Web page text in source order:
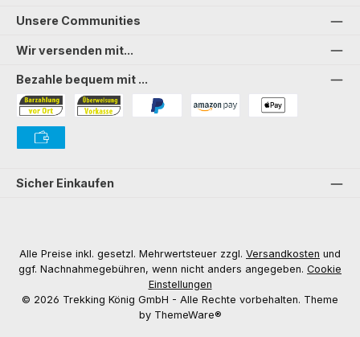
Unsere Communities
Wir versenden mit...
Bezahle bequem mit ...
Bezahlung in der Filiale
Sicher Einkaufen
Alle Preise inkl. gesetzl. Mehrwertsteuer zzgl. Versandkosten und
ggf. Nachnahmegebühren, wenn nicht anders angegeben. Cookie
Einstellungen
© 2026 Trekking König GmbH - Alle Rechte vorbehalten. Theme
by ThemeWare®